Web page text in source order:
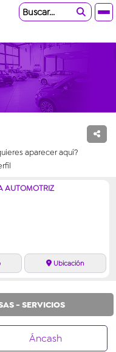
Buscar...
aparecer aquí?
AUTOMOTRIZ
- SERVICIOS
Áncash